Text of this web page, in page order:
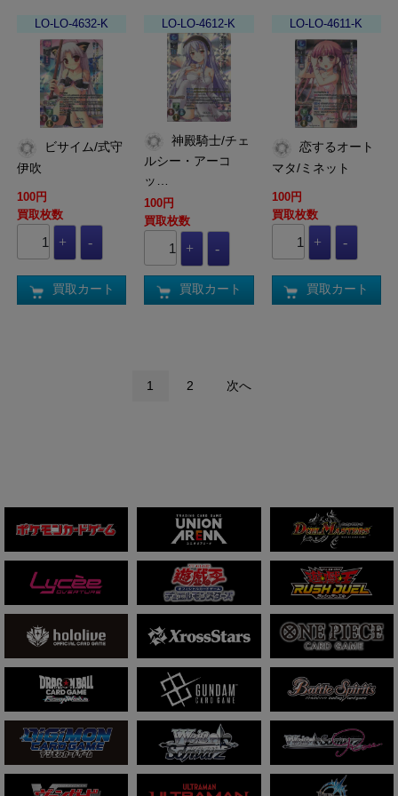
LO-LO-4632-K
伊吹
100円
買取枚数
買取カート
LO-LO-4612-K
神殿騎士/チェ
ルシー・アーコ
ッ…
100円
買取枚数
買取カート
LO-LO-4611-K
マタ/ミネット
100円
買取枚数
買取カート
1 2 次へ